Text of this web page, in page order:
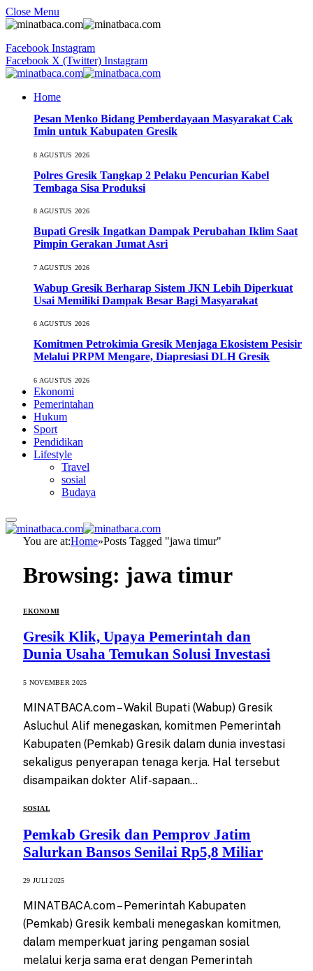
Close Menu
Facebook Instagram
Facebook X (Twitter) Instagram
Home
Pesan Menko Bidang Pemberdayaan Masyarakat Cak
Imin untuk Kabupaten Gresik
8 AGUSTUS 2026
Polres Gresik Tangkap 2 Pelaku Pencurian Kabel
Tembaga Sisa Produksi
8 AGUSTUS 2026
Bupati Gresik Ingatkan Dampak Perubahan Iklim Saat
Pimpin Gerakan Jumat Asri
7 AGUSTUS 2026
Wabup Gresik Berharap Sistem JKN Lebih Diperkuat
Usai Memiliki Dampak Besar Bagi Masyarakat
6 AGUSTUS 2026
Komitmen Petrokimia Gresik Menjaga Ekosistem Pesisir
Melalui PRPM Mengare, Diapresiasi DLH Gresik
6 AGUSTUS 2026
Ekonomi
Pemerintahan
Hukum
Sport
Pendidikan
Lifestyle
Travel
sosial
Budaya
You are at:Home»Posts Tagged "jawa timur"
Browsing: jawa timur
EKONOMI
Gresik Klik, Upaya Pemerintah dan
Dunia Usaha Temukan Solusi Investasi
5 NOVEMBER 2025
MINATBACA.com – Wakil Bupati (Wabup) Gresik
Asluchul Alif menegaskan, komitmen Pemerintah
Kabupaten (Pemkab) Gresik dalam dunia investasi
sekaligus penyerapan tenaga kerja. Hal tersebut
disampaikan dokter Alif-sapaan…
SOSIAL
Pemkab Gresik dan Pemprov Jatim
Salurkan Bansos Senilai Rp5,8 Miliar
29 JULI 2025
MINATBACA.com – Pemerintah Kabupaten
(Pemkab) Gresik kembali menegaskan komitmen,
dalam memperkuat jaring pengaman sosial
melalui kerja sama erat dengan Pemerintah